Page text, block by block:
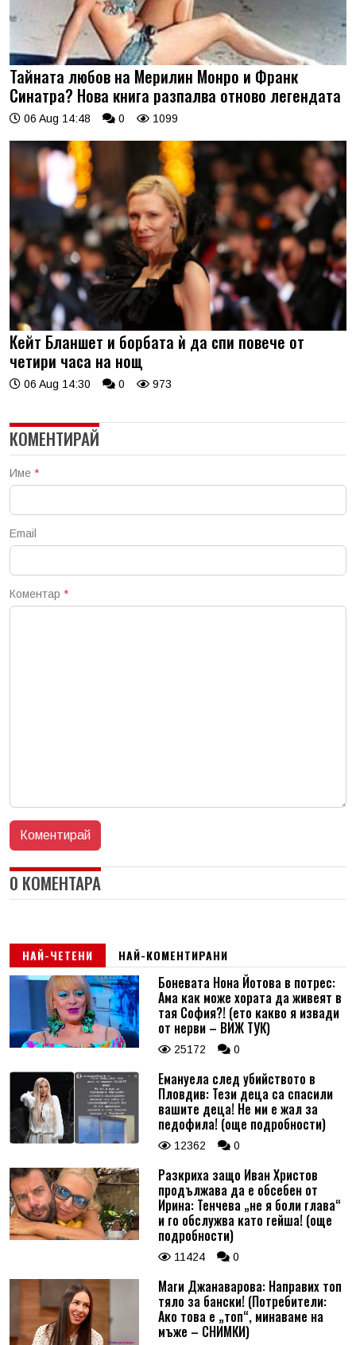
Тайната любов на Мерилин Монро и Франк
Синатра? Нова книга разпалва отново легендата
06 Aug 14:48 0 1099
Кейт Бланшет и борбата ѝ да спи повече от
четири часа на нощ
06 Aug 14:30 0 973
КОМЕНТИРАЙ
Име *
Email
Коментар *
0 КОМЕНТАРА
НАЙ-ЧЕТЕНИ НАЙ-КОМЕНТИРАНИ
Боневата Нона Йотова в потрес:
Ама как може хората да живеят в
тая София?! (ето какво я извади
от нерви – ВИЖ ТУК)
25172 0
Емануела след убийството в
Пловдив: Тези деца са спасили
вашите деца! Не ми е жал за
педофила! (още подробности)
12362 0
Разкриха защо Иван Христов
продължава да е обсебен от
Ирина: Тенчева „не я боли глава“
и го обслужва като гейша! (още
подробности)
11424 0
Маги Джанаварова: Направих топ
тяло за бански! (Потребители:
Ако това е „топ“, минаваме на
мъже – СНИМКИ)